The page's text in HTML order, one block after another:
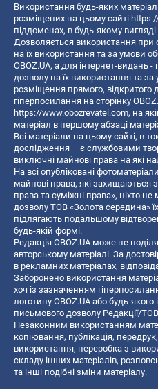
Використання будь-яких
розміщених на цьому сайті
піддоменах, в будь-якому
Дозволяється використання при
на їх використання та за умови
OBOZ.UA, а для інтернет-видань
дозволу на їх використання та
розміщення прямого, відкритого
гіперпосилання на сторінку
https://www.obozrevatel.com, на
матеріал в першому абзаці
Всі матеріали на цьому сайті, в
дослідження – є службовими
виключні майнові права на які
На всі опубліковані
майнові права, які захищаються
права та суміжні права», ніхто
дозволу ТОВ «Золота середина»
підлягають подальшому
будь-якій формі.
Редакція OBOZ.UA може не
авторському матеріалі. За
в рекламних матеріалах,
Заборонено використання
хоч із зазначенням
логотипу OBOZ.UA або будь-
письмового дозволу Редакції/
Незаконним використанням
копiювання, публiкацiя,
використання, переробка з
складу інших матеріалів,
та інші подібні зміни матеріалу.